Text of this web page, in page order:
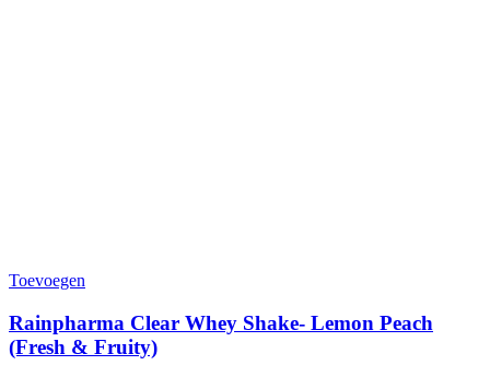
Toevoegen
Rainpharma Clear Whey Shake- Lemon Peach
(Fresh & Fruity)